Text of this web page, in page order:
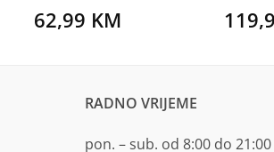
62,99 KM
RADNO VRIJEME
pon. – sub. od 8:00 do 21:00